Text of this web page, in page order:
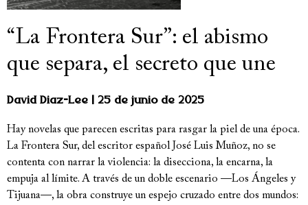
“La Frontera Sur”: el abismo
que separa, el secreto que une
David Diaz-Lee 25 de junio de 2025
Hay novelas que parecen escritas para rasgar la piel de una época.
La Frontera Sur, del escritor español José Luis Muñoz, no se
contenta con narrar la violencia: la disecciona, la encarna, la
empuja al límite. A través de un doble escenario —Los Ángeles y
Tijuana—, la obra construye un espejo cruzado entre dos mundos: